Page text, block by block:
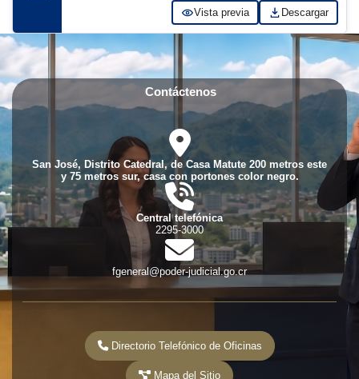
Vista previa Descargar
Contáctenos
fas
fa-
location-
dot
San José, Distrito Catedral, de Casa Matute 200 metros este
y 75 metros sur, casa con portones color negro.
fa-
phone-
volume
Central telefónica
2295-3000
fas
fa-
envelope
fgeneral@poder-judicial.go.cr
Directorio Telefónico de Oficinas
Mapa del Sitio